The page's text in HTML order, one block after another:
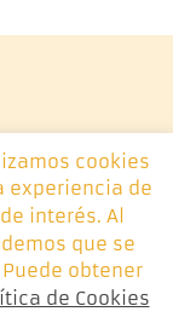
- +34 656
cookies
experiencia de
interés. Al
que se
obtener
de Cookies